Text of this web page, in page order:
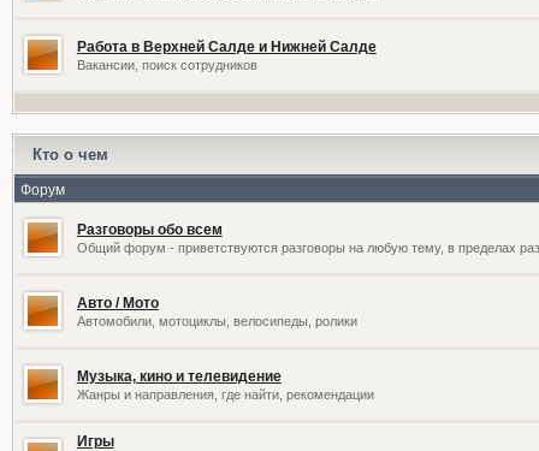
Работа в Верхней Салде и Нижней Салде
Вакансии, поиск сотрудников
Кто о чем
Форум
Разговоры обо всем
Общий форум - приветствуются разговоры на любую тему, в пределах
Авто / Мото
Автомобили, мотоциклы, велосипеды, ролики
Музыка, кино и телевидение
Жанры и направления, где найти, рекомендации
Игры